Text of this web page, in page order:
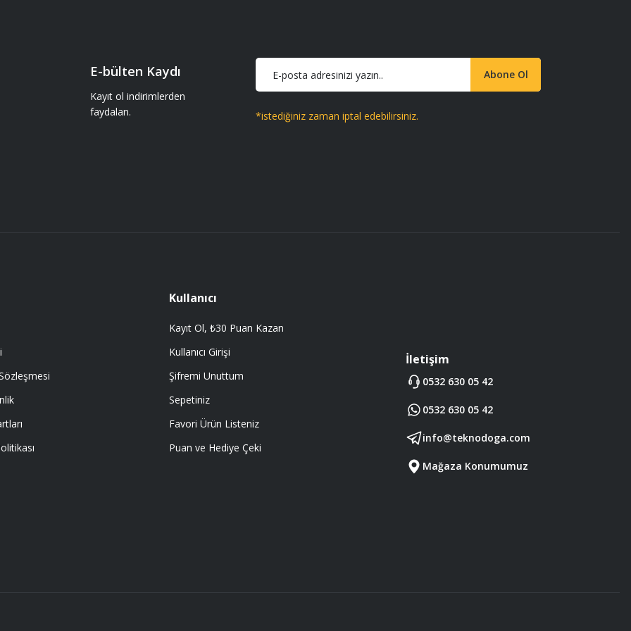
geliyor gönül rahatlığıyla
E-bülten Kaydı
Kayıt ol indirimlerden
faydalan.
Abone Ol
*istediğiniz zaman iptal edebilirsiniz.
Kullanıcı
Kayıt Ol, ₺30 Puan Kazan
Kullanıcı Girişi
Şifremi Unuttum
Sepetiniz
Favori Ürün Listeniz
Puan ve Hediye Çeki
İletişim
0532 630 05 42
0532 630 05 42
info@teknodoga.com
Mağaza Konumumuz